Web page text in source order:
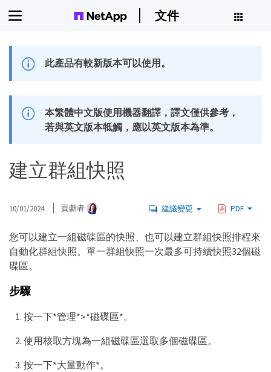
文件
此產品有較新版本可以使用。
本繁體中文版使用機器翻譯，譯文僅供參考，
若與英文版本牴觸，應以英文版本為準。
建立群組快照
10/01/2024 貢獻者 建議變更 PDF
您可以建立一組磁碟區的快照、也可以建立群組快照排程來
自動化群組快照。單一群組快照一次最多可持續快照32個磁
碟區。
步驟
按一下*管理*>*磁碟區*。
使用核取方塊為一組磁碟區選取多個磁碟區。
按一下*大量動作*。